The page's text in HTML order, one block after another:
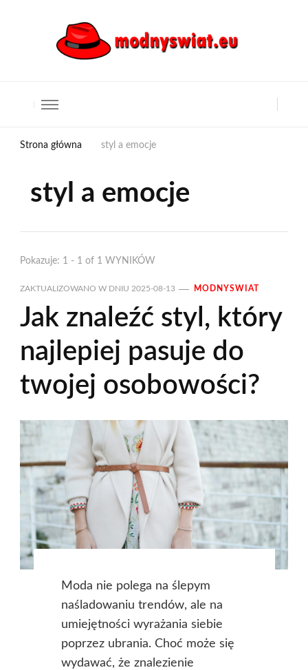
Strona główna styl a emocje
styl a emocje
Pokazuje: 1 - 1 of 1 WYNIKÓW
ZAKTUALIZOWANO W DNIU 2025-08-13 MODNYSWIAT
Jak znaleźć styl, który
najlepiej pasuje do
twojej osobowości?
Moda nie polega na ślepym
naśladowaniu trendów, ale na
umiejętności wyrażania siebie
poprzez ubrania. Choć może się
wydawać, że znalezienie